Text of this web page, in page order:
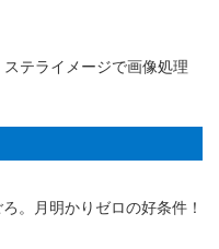
テライメージで画像処理
。月明かりゼロの好条件！